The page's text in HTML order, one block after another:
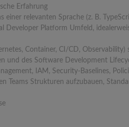
Erfahrung
relevanten Sprache (z. B.
Developer Platform Umfeld,
Container, CI/CD, Observability)
und des Software Development
IAM, Security-Baselines,
Teams Strukturen aufzubauen,